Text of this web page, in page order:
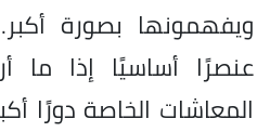
ويفهمونها بصورة
عنصرًا أساسيًا إذا ما
المعاشات الخاصة دورًا